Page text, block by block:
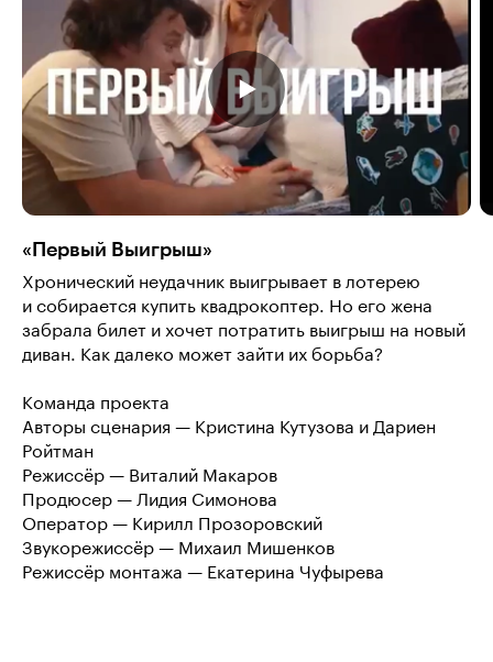
«Первый Выигрыш»
Хронический неудачник выигрывает в лотерею
и собирается купить квадрокоптер. Но его жена
забрала билет и хочет потратить выигрыш на новый
диван. Как далеко может зайти их борьба?
Команда проекта
Авторы сценария — Кристина Кутузова и Дариен
Ройтман
Режиссёр — Виталий Макаров
Продюсер — Лидия Симонова
Оператор — Кирилл Прозоровский
Звукорежиссёр — Михаил Мишенков
Режиссёр монтажа — Екатерина Чуфырева